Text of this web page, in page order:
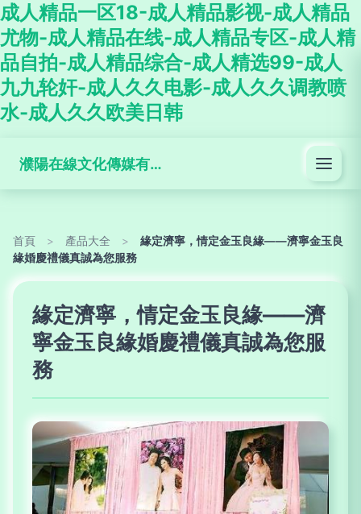
成人精品一区18-成人精品影视-成人精品
尤物-成人精品在线-成人精品专区-成人精
品自拍-成人精品综合-成人精选99-成人
九九轮奸-成人久久电影-成人久久调教喷
水-成人久久欧美日韩
濮陽在線文化傳媒有限公司
首頁 > 產品大全 >
緣定濟寧，情定金玉良緣——濟寧金玉良
緣婚慶禮儀真誠為您服務
緣定濟寧，情定金玉良緣——濟
寧金玉良緣婚慶禮儀真誠為您服
務